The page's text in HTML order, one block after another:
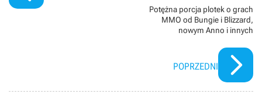
Potężna porcja plotek o grach
MMO od Bungie i Blizzard,
nowym Anno i innych
POPRZEDNI